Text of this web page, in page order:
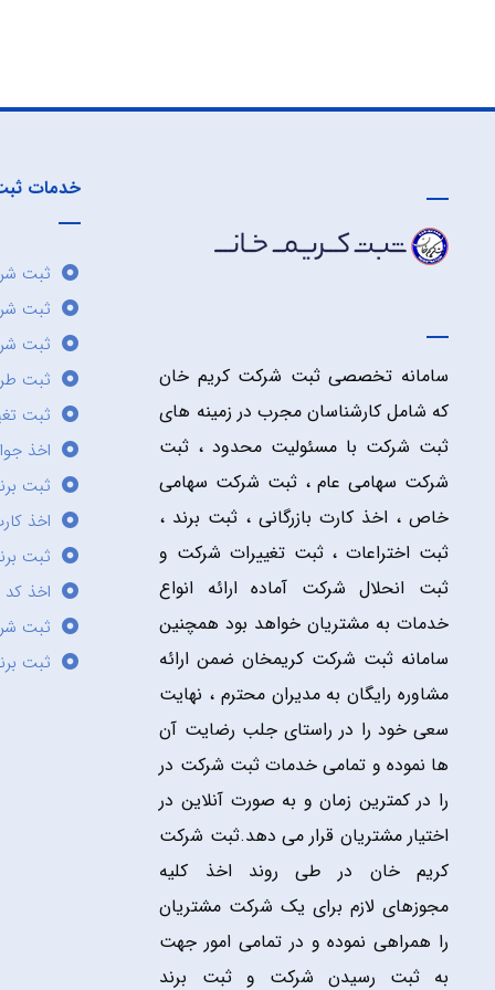
سامانه تخصصی ثبت شرکت کریم خان
که شامل کارشناسان مجرب در زمینه های
ثبت شرکت با مسئولیت محدود ، ثبت
شرکت سهامی عام ، ثبت شرکت سهامی
خاص ، اخذ کارت بازرگانی ، ثبت برند ،
ثبت اختراعات ، ثبت تغییرات شرکت و
ثبت انحلال شرکت آماده ارائه انواع
خدمات به مشتریان خواهد بود همچنین
سامانه ثبت شرکت کریمخان ضمن ارائه
مشاوره رایگان به مدیران محترم ، نهایت
سعی خود را در راستای جلب رضایت آن
ها نموده و تمامی خدمات ثبت شرکت در
را در کمترین زمان و به صورت آنلاین در
اختیار مشتریان قرار می دهد.ثبت شرکت
کریم خان در طی روند اخذ کلیه
مجوزهای لازم برای یک شرکت مشتریان
را همراهی نموده و در تمامی امور جهت
به ثبت رسیدن شرکت و ثبت برند
خدمات
ثبت
ثبت
ثبت
ثبت
ثبت
اخذ
ثبت
اخذ
ثبت
اخذ کد
ثبت
ثبت